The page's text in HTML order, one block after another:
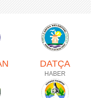
DATÇA
HABER